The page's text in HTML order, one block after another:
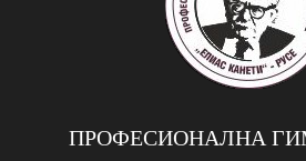
ПРОФЕСИОНАЛНА